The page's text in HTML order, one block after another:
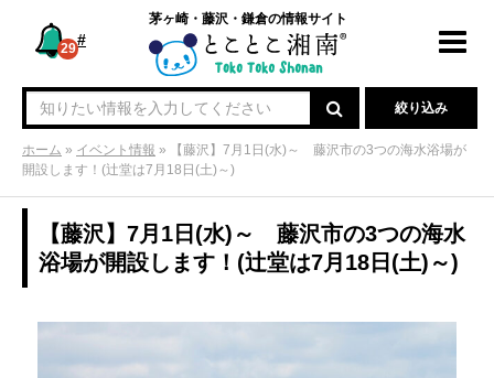
#
29
茅ヶ崎・藤沢・鎌倉の情報サイト
絞り込み
ホーム » イベント情報 »
【藤沢】7月1日(水)～ 藤沢市の3つの海水浴場が
開設します！(辻堂は7月18日(土)～)
【藤沢】7月1日(水)～ 藤沢市の3つの海水
浴場が開設します！(辻堂は7月18日(土)～)